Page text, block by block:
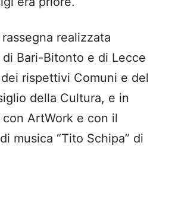
realizzata
di Bari-Bitonto e di Lecce
rispettivi Comuni e del
della Cultura, e in
ArtWork e con il
musica “Tito Schipa” di